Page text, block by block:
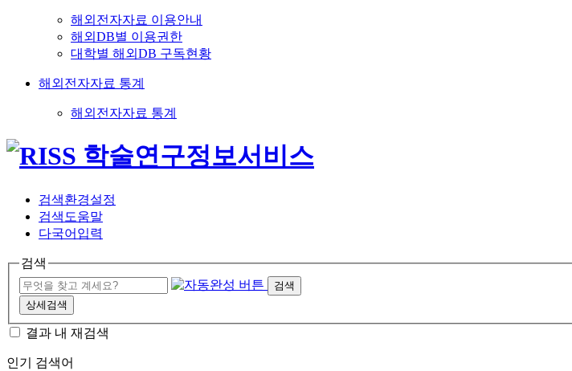
해외전자자료 이용안내
해외DB별 이용권한
대학별 해외DB 구독현황
해외전자자료 통계
해외전자자료 통계
검색환경설정
검색도움말
다국어입력
검색
검색
상세검색
결과 내 재검색
인기 검색어